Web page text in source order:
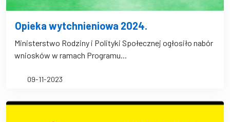
Opieka wytchnieniowa 2024.
Ministerstwo Rodziny i Polityki Społecznej ogłosiło nabór
wniosków w ramach Programu...
09-11-2023